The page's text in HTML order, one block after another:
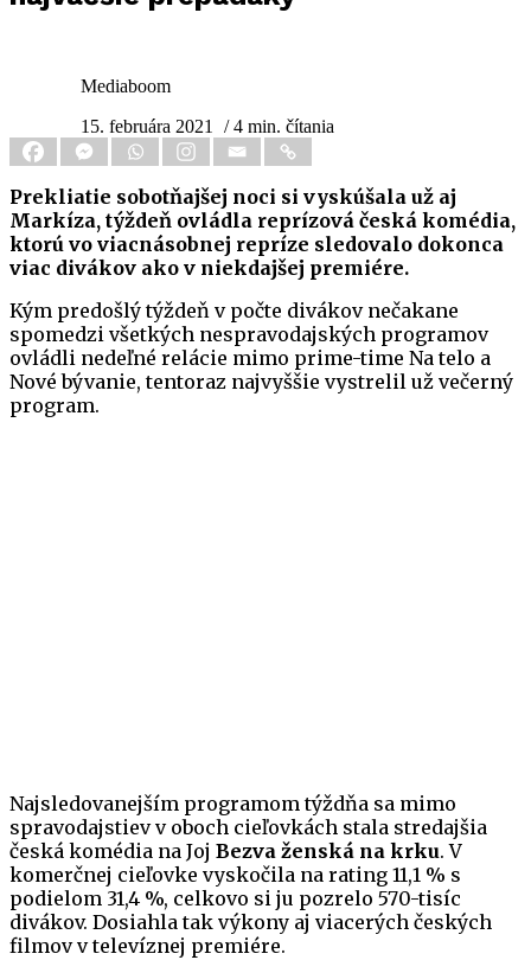
Mediaboom
15. februára 2021
/ 4 min. čítania
Prekliatie sobotňajšej noci si vyskúšala už aj
Markíza, týždeň ovládla reprízová česká komédia,
ktorú vo viacnásobnej repríze sledovalo dokonca
viac divákov ako v niekdajšej premiére.
Kým predošlý týždeň v počte divákov nečakane
spomedzi všetkých nespravodajských programov
ovládli nedeľné relácie mimo prime-time Na telo a
Nové bývanie, tentoraz najvyššie vystrelil už večerný
program.
Najsledovanejším programom týždňa sa mimo
spravodajstiev v oboch cieľovkách stala stredajšia
česká komédia na Joj Bezva ženská na krku. V
komerčnej cieľovke vyskočila na rating 11,1 % s
podielom 31,4 %, celkovo si ju pozrelo 570-tisíc
divákov. Dosiahla tak výkony aj viacerých českých
filmov v televíznej premiére.